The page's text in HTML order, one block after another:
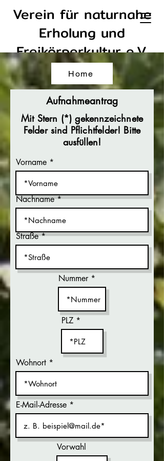
Verein für naturnahe
Erholung und
Freikörperkultur e.V.
Straubing
Home
Aufnahmeantrag
Mit Stern (*) gekennzeichnete
Felder sind Pflichtfelder! Bitte
ausfüllen!
Vorname
Nachname
Straße
Nummer
PLZ
Wohnort
E-Mail-Adresse
Vorwahl